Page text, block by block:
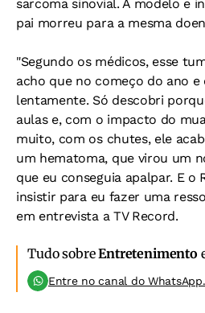
sarcoma sinovial. A modelo e
pai morreu para a mesma
"Segundo os médicos, esse
acho que no começo do ano e
lentamente. Só descobri
aulas e, com o impacto do
muito, com os chutes, ele
um hematoma, que virou um
que eu conseguia apalpar. E o
insistir para eu fazer uma
em entrevista a TV Record.
Tudo sobreEntretenimento
Entre no canal do WhatsApp.